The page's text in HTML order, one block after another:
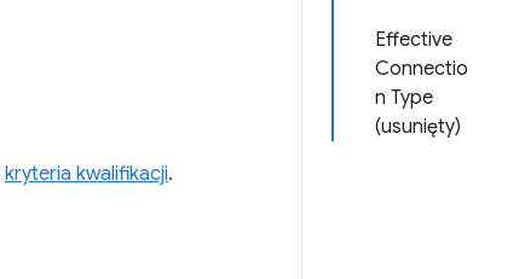
Effective
Connectio
n Type
(usunięty)
kryteria kwalifikacji.